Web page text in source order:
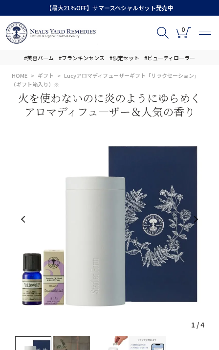
【最大21％OFF】サマースペシャルセット発売中
0
#美容バーム #フランキンセンス #限定セット #ビューティローラー
HOME ギフト
Lucyアロマディフューザーギフト「リラクセーション」
（ギフト箱入り）※
火を使わないのに炎のようにゆらめく
アロマディフュ―ザー＆人気の香り
1 /4